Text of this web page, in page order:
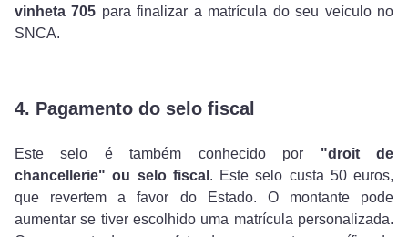
vinheta 705 para finalizar a matrícula do seu veículo no
SNCA.
4. Pagamento do selo fiscal
Este selo é também conhecido por "droit de
chancellerie" ou selo fiscal . Este selo custa 50 euros,
que revertem a favor do Estado. O montante pode
aumentar se tiver escolhido uma matrícula personalizada.